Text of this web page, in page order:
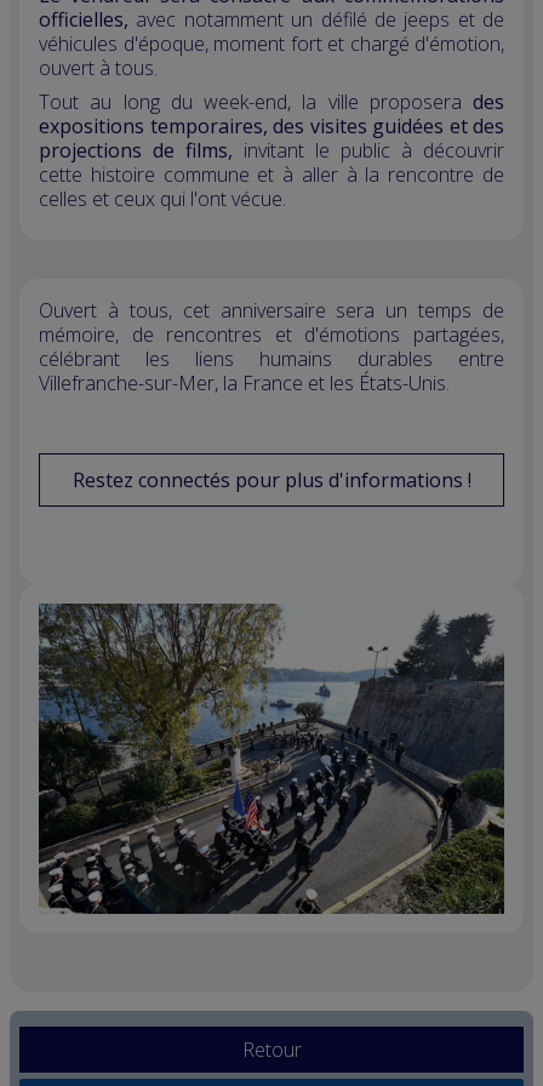
officielles, avec notamment un défilé de jeeps et de
véhicules d'époque, moment fort et chargé d'émotion,
ouvert à tous.
Tout au long du week-end, la ville proposera des
expositions temporaires, des visites guidées et des
projections de films, invitant le public à découvrir
cette histoire commune et à aller à la rencontre de
celles et ceux qui l'ont vécue.
Ouvert à tous, cet anniversaire sera un temps de
mémoire, de rencontres et d'émotions partagées,
célébrant les liens humains durables entre
Villefranche-sur-Mer, la France et les États-Unis.
Restez connectés pour plus d'informations !
Retour